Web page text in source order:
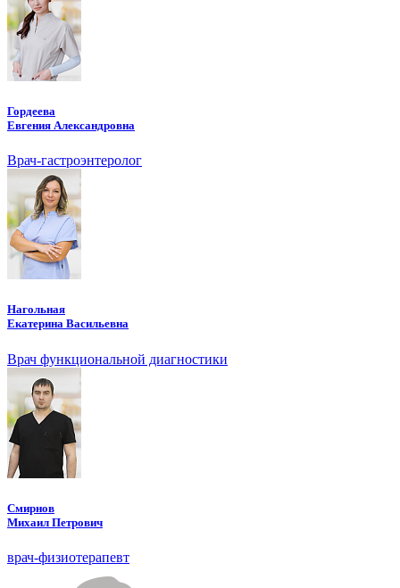
Гордеева
Евгения Александровна
Врач-гастроэнтеролог
Нагольная
Екатерина Васильевна
Врач функциональной диагностики
Смирнов
Михаил Петрович
врач-физиотерапевт